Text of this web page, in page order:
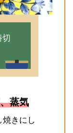
蒸気
焼きにし